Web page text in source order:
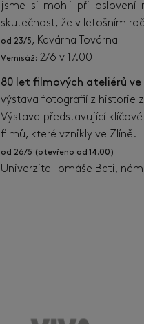
jsme si mohli při oslovení
skutečnost, že v letošním
od 23/5, Kavárna Továrna
Vernisáž: 2/6 v 17.00
80 let filmových ateliérů ve
výstava fotografií z historie
Výstava představující
filmů, které vznikly ve Zlíně.
od 26/5 (otevřeno od 14.00)
Univerzita Tomáše Bati, nám.